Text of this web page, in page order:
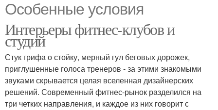
Особенные условия
Интерьеры фитнес-клубов и
студий
Стук грифа о стойку, мерный гул беговых дорожек,
приглушенные голоса тренеров - за этими знакомыми
звуками скрывается целая вселенная дизайнерских
решений. Современный фитнес-рынок разделился на
три четких направления, и каждое из них говорит с